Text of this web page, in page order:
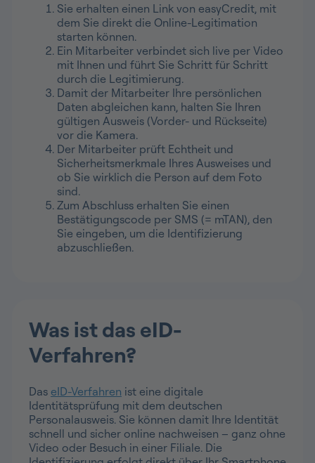
Sie erhalten einen Link von easyCredit, mit
dem Sie direkt die Online-Legitimation
starten können.
Ein Mitarbeiter verbindet sich live per Video
mit Ihnen und führt Sie Schritt für Schritt
durch die Legitimierung.
Damit der Mitarbeiter Ihre persönlichen
Daten abgleichen kann, halten Sie Ihren
gültigen Ausweis (Vorder- und Rückseite)
vor die Kamera.
Der Mitarbeiter prüft Echtheit und
Sicherheitsmerkmale Ihres Ausweises und
ob Sie wirklich die Person auf dem Foto
sind.
Zum Abschluss erhalten Sie einen
Bestätigungscode per SMS (= mTAN), den
Sie eingeben, um die Identifizierung
abzuschließen.
Was ist das eID-
Verfahren?
Das eID-Verfahren ist eine digitale
Identitätsprüfung mit dem deutschen
Personalausweis. Sie können damit Ihre Identität
schnell und sicher online nachweisen – ganz ohne
Video oder Besuch in einer Filiale. Die